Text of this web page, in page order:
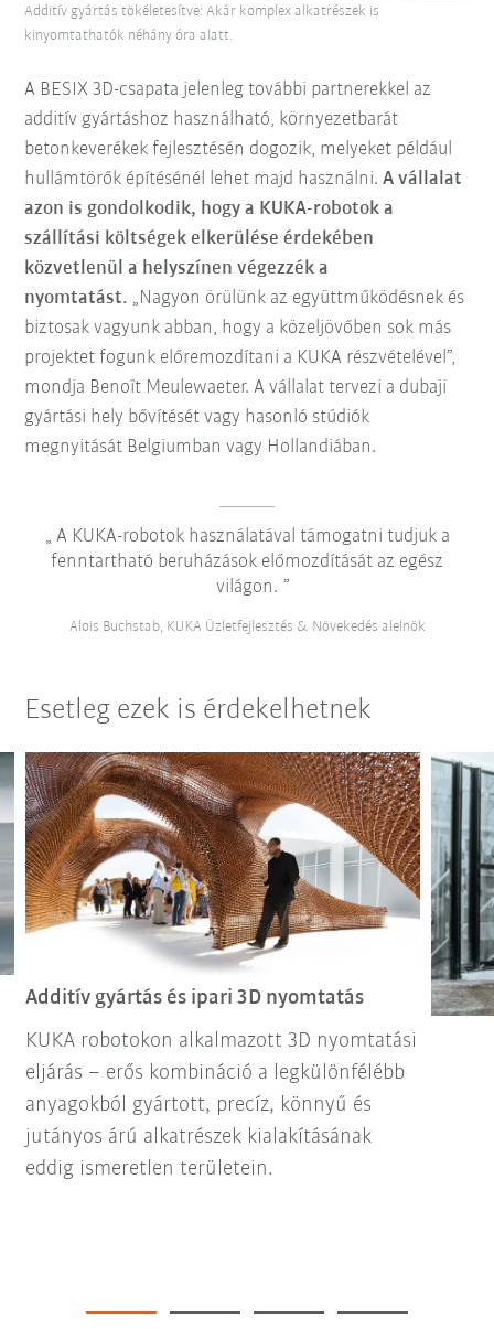
A BESIX 3D-csapata jelenleg további partnerekkel az
additív gyártáshoz használható, környezetbarát
betonkeverékek fejlesztésén dogozik, melyeket például
hullámtörők építésénél lehet majd használni.A vállalat
azon is gondolkodik, hogy a KUKA-robotok a
szállítási költségek elkerülése érdekében
közvetlenül a helyszínen végezzék a
nyomtatást. „Nagyon örülünk az együttműködésnek és
biztosak vagyunk abban, hogy a közeljövőben sok más
projektet fogunk előremozdítani a KUKA részvételével”,
mondja Benoît Meulewaeter. A vállalat tervezi a dubaji
gyártási hely bővítését vagy hasonló stúdiók
megnyitását Belgiumban vagy Hollandiában.
Additív gyártás tökéletesítve: Akár komplex alkatrészek is
kinyomtathatók néhány óra alatt.
A KUKA-robotok használatával támogatni tudjuk a
fenntartható beruházások előmozdítását az egész
világon.
Alois Buchstab, KUKA Üzletfejlesztés & Növekedés alelnök
Esetleg ezek is érdekelhetnek
Additív gyártás és ipari 3D nyomtatás
KUKA robotokon alkalmazott 3D nyomtatási
eljárás – erős kombináció a legkülönfélébb
anyagokból gyártott, precíz, könnyű és
jutányos árú alkatrészek kialakításának
eddig ismeretlen területein.